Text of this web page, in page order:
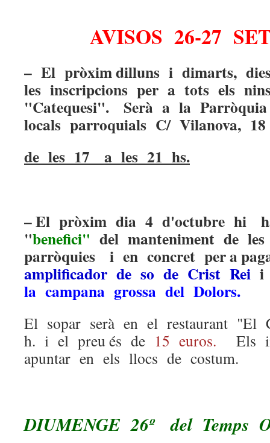
AVISOS 26-27
– El pròxim dilluns i dimarts,
les inscripcions per a tots els
"Catequesi". Serà a la
locals parroquials C/ Vilanova, 18
de les 17 a les 21 hs.
– El pròxim dia 4 d'octubre hi
"benefici" del manteniment de
parròquies i en concret per a
amplificador de so de Crist Rei i
la campana grossa del Dolors.
El sopar serà en el restaurant "El
h. i el preu és de 15 euros. Els
apuntar en els llocs de costum.
DIUMENGE 26º del Temps